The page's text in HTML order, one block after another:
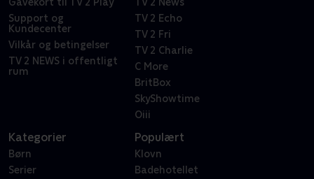
Support og
Kundecenter
Vilkår og betingelser
TV 2 NEWS i offentligt
rum
TV 2 Echo
TV 2 Fri
TV 2 Charlie
C More
BritBox
SkyShowtime
Oiii
Kategorier
Børn
Serier
Populært
Klovn
Badehotellet